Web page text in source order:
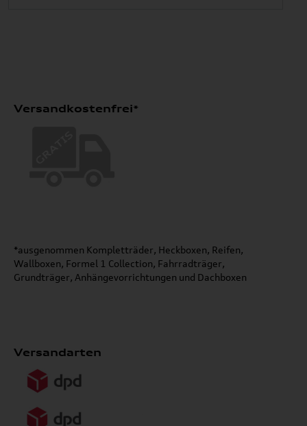
Versandkostenfrei*
*ausgenommen Kompletträder, Heckboxen, Reifen,
Wallboxen, Formel 1 Collection, Fahrradträger,
Grundträger, Anhängevorrichtungen und Dachboxen
Versandarten